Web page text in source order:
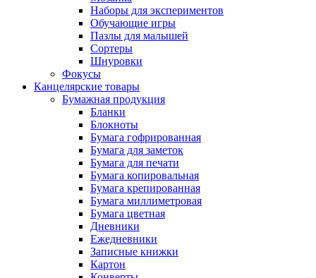
Наборы для экспериментов
Обучающие игры
Пазлы для малышей
Сортеры
Шнуровки
Фокусы
Канцелярские товары
Бумажная продукция
Бланки
Блокноты
Бумага гофрированная
Бумага для заметок
Бумага для печати
Бумага копировальная
Бумага крепированная
Бумага миллиметровая
Бумага цветная
Дневники
Ежедневники
Записные книжки
Картон